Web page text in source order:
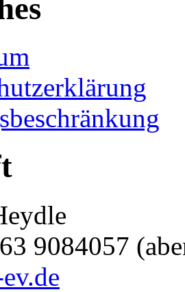
9084057